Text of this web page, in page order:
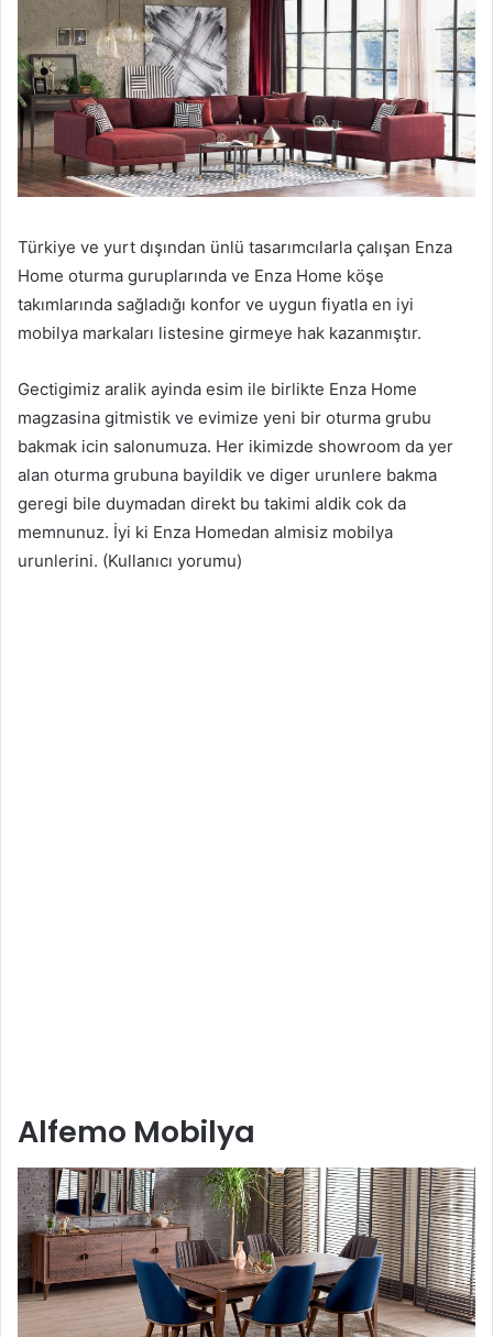
Türkiye ve yurt dışından ünlü tasarımcılarla çalışan Enza
Home oturma guruplarında ve Enza Home köşe
takımlarında sağladığı konfor ve uygun fiyatla en iyi
mobilya markaları listesine girmeye hak kazanmıştır.
Gectigimiz aralik ayinda esim ile birlikte Enza Home
magzasina gitmistik ve evimize yeni bir oturma grubu
bakmak icin salonumuza. Her ikimizde showroom da yer
alan oturma grubuna bayildik ve diger urunlere bakma
geregi bile duymadan direkt bu takimi aldik cok da
memnunuz. İyi ki Enza Homedan almisiz mobilya
urunlerini. (Kullanıcı yorumu)
Alfemo Mobilya